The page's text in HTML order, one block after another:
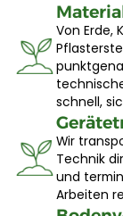
Von Erde,
schnell,
Wir
Technik
und
Arbeiten